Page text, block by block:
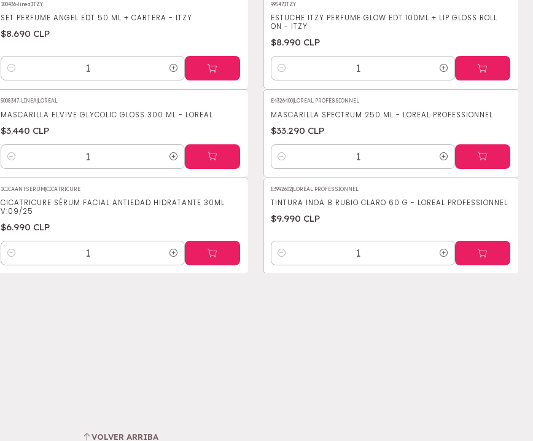
100436-linea ITZY
SET PERFUME ANGEL EDT 50 ML + CARTERA - ITZY
$8.690 CLP
Cantidad
99547|ITZY
ESTUCHE ITZY PERFUME GLOW EDT 100ML + LIP GLOSS ROLL
ON - ITZY
$8.990 CLP
Cantidad
5008347-LINEA| LOREAL
MASCARILLA ELVIVE GLYCOLIC GLOSS 300 ML - LOREAL
$3.440 CLP
Cantidad
E4326400| LOREAL PROFESSIONNEL
MASCARILLA SPECTRUM 250 ML - LOREAL PROFESSIONNEL
$33.290 CLP
Cantidad
1CICAANTSERUM CICATRICURE
CICATRICURE SÉRUM FACIAL ANTIEDAD HIDRATANTE 30ML
V:09/25
$6.990 CLP
Cantidad
E3992602 LOREAL PROFESSIONNEL
TINTURA INOA 8 RUBIO CLARO 60 G - LOREAL PROFESSIONNEL
$9.990 CLP
Cantidad
VOLVER ARRIBA